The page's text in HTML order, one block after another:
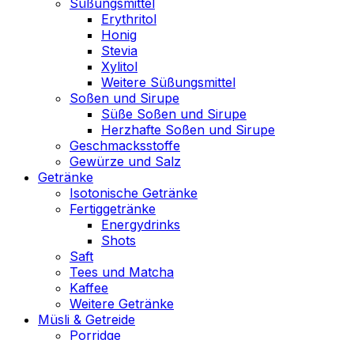
Erythritol
Honig
Stevia
Xylitol
Weitere Süßungsmittel
Soßen und Sirupe
Süße Soßen und Sirupe
Herzhafte Soßen und Sirupe
Geschmacksstoffe
Gewürze und Salz
Getränke
Isotonische Getränke
Fertiggetränke
Energydrinks
Shots
Saft
Tees und Matcha
Kaffee
Weitere Getränke
Müsli & Getreide
Porridge